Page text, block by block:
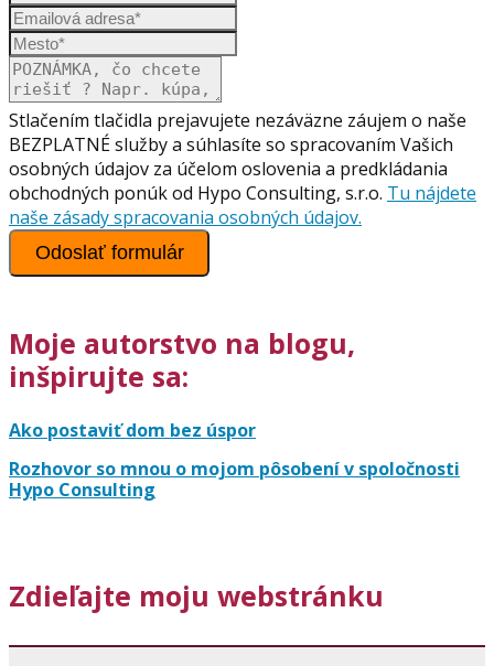
Stlačením tlačidla prejavujete nezáväzne záujem o naše
BEZPLATNÉ služby a súhlasíte so spracovaním Vašich
osobných údajov za účelom oslovenia a predkládania
obchodných ponúk od Hypo Consulting, s.r.o. Tu nájdete
naše zásady spracovania osobných údajov.
Odoslať formulár
Moje autorstvo na blogu,
inšpirujte sa:
Ako postaviť dom bez úspor
Rozhovor so mnou o mojom pôsobení v spoločnosti
Hypo Consulting
Zdieľajte moju webstránku